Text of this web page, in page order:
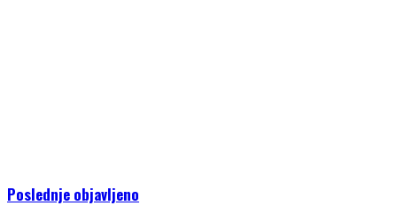
Poslednje objavljeno